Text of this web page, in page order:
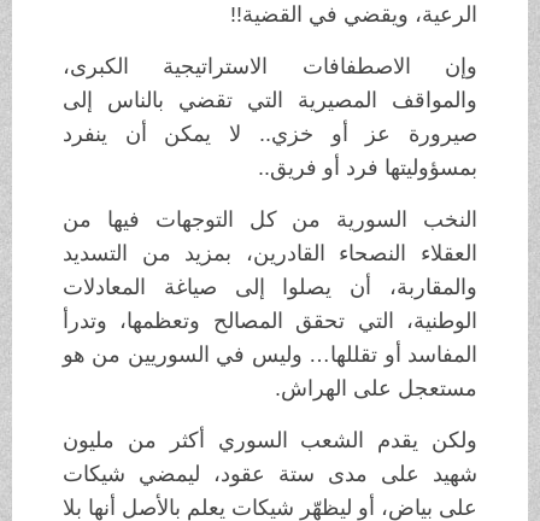
الرعية، ويقضي في القضية!!
وإن الاصطفافات الاستراتيجية الكبرى،
والمواقف المصيرية التي تقضي بالناس إلى
صيرورة عز أو خزي.. لا يمكن أن ينفرد
بمسؤوليتها فرد أو فريق..
النخب السورية من كل التوجهات فيها من
العقلاء النصحاء القادرين، بمزيد من التسديد
والمقاربة، أن يصلوا إلى صياغة المعادلات
الوطنية، التي تحقق المصالح وتعظمها، وتدرأ
المفاسد أو تقللها… وليس في السوريين من هو
مستعجل على الهراش.
ولكن يقدم الشعب السوري أكثر من مليون
شهيد على مدى ستة عقود، ليمضي شيكات
على بياض، أو ليظهّر شيكات يعلم بالأصل أنها بلا